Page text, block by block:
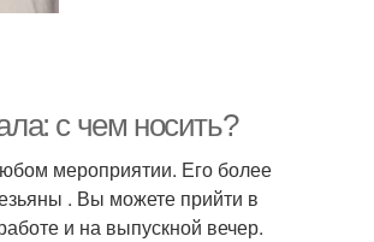
с чем носить?
мероприятии. Его более
. Вы можете прийти в
и на выпускной вечер.